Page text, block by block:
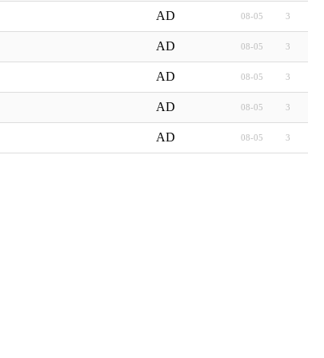
AD 08-05 3
AD 08-05 3
AD 08-05 3
AD 08-05 3
AD 08-05 3